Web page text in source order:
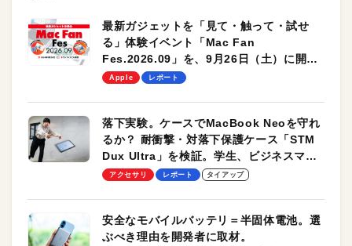
最新ガジェットを「見て・触って・試せ
る」体験イベント「Mac Fan
Fes.2026.09」を、9月26日（土）に開催
します！
Apple レポート
落下実験。ケースでMacBook Neoを守れ
るか？ 耐衝撃・対落下保護ケース「STM
Dux Ultra」を検証。学生、ビジネスマン
のモバイルユースに最適！
アクセサリ レポート タイアップ
安全なモバイルバッテリ＝半固体電池。選
ぶべき理由を開発者に取材。